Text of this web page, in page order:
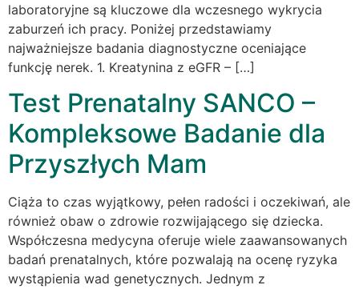
laboratoryjne są kluczowe dla wczesnego wykrycia
zaburzeń ich pracy. Poniżej przedstawiamy
najważniejsze badania diagnostyczne oceniające
funkcję nerek. 1. Kreatynina z eGFR – […]
Test Prenatalny SANCO –
Kompleksowe Badanie dla
Przyszłych Mam
Ciąża to czas wyjątkowy, pełen radości i oczekiwań, ale
również obaw o zdrowie rozwijającego się dziecka.
Współczesna medycyna oferuje wiele zaawansowanych
badań prenatalnych, które pozwalają na ocenę ryzyka
wystąpienia wad genetycznych. Jednym z